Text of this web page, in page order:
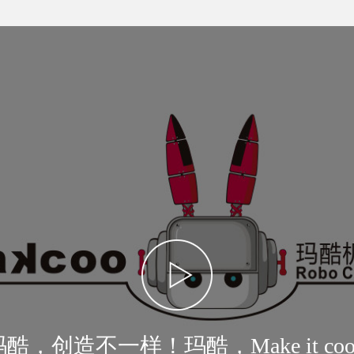
酷，创造不一样！玛酷，Make it